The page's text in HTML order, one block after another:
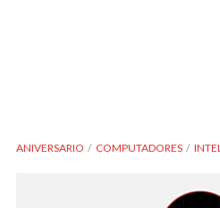
ANIVERSARIO COMPUTADORES INTEL